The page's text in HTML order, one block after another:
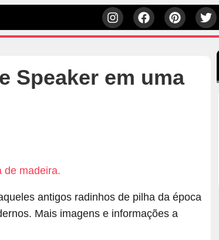
Speaker em uma
antigos radinhos de pilha da época
Mais imagens e informações a